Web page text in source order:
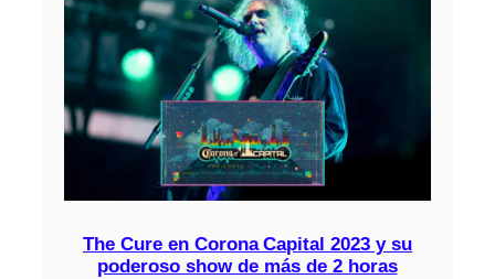
The Cure en Corona Capital 2023 y su
poderoso show de más de 2 horas